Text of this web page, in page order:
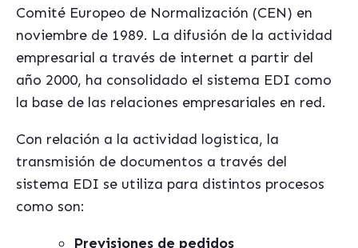
Comité Europeo de Normalización (CEN) en
noviembre de 1989. La difusión de la actividad
empresarial a través de internet a partir del
año 2000, ha consolidado el sistema EDI como
la base de las relaciones empresariales en red.
Con relación a la actividad logistica, la
transmisión de documentos a través del
sistema EDI se utiliza para distintos procesos
como son:
Previsiones de pedidos